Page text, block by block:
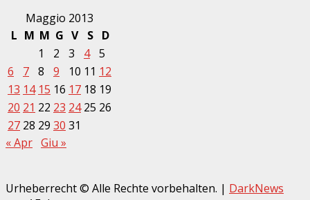
Maggio 2013
L M M G V S
D
1
2 3 4 5
6
7 8 9 10 11 12
13 14 15 16 17 18 19
20 21 22 23 24 25 26
27 28 29 30 31
« Apr Giu »
Urheberrecht © Alle Rechte vorbehalten. | DarkNews